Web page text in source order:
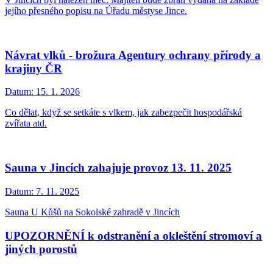
jejího přesného popisu na Úřadu městyse Jince.
Návrat vlků - brožura Agentury ochrany přírody a
krajiny ČR
Datum: 15. 1. 2026
Co dělat, když se setkáte s vlkem, jak zabezpečit hospodářská
zvířata atd.
Sauna v Jincích zahajuje provoz 13. 11. 2025
Datum: 7. 11. 2025
Sauna U Kůšů na Sokolské zahradě v Jincích
UPOZORNĚNÍ k odstranění a okleštění stromoví a
jiných porostů